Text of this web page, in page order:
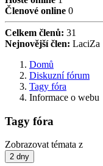
Členové online 0
Celkem členů: 31
Nejnovější člen: LaciZa
Domů
Diskuzní fórum
Tagy fóra
Informace o webu
Tagy fóra
Zobrazovat témata z
2 dny